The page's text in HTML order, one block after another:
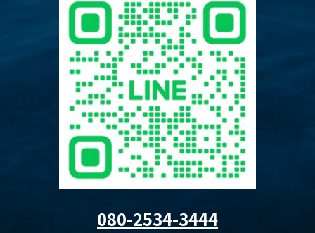
080-2534-3444